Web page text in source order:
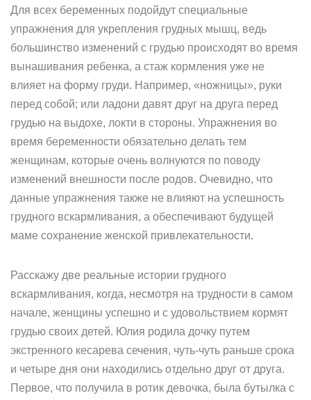
Для всех беременных подойдут специальные
упражнения для укрепления грудных мышц, ведь
большинство изменений с грудью происходят во время
вынашивания ребенка, а стаж кормления уже не
влияет на форму груди. Например, «ножницы», руки
перед собой; или ладони давят друг на друга перед
грудью на выдохе, локти в стороны. Упражнения во
время беременности обязательно делать тем
женщинам, которые очень волнуются по поводу
изменений внешности после родов. Очевидно, что
данные упражнения также не влияют на успешность
грудного вскармливания, а обеспечивают будущей
маме сохранение женской привлекательности.
Расскажу две реальные истории грудного
вскармливания, когда, несмотря на трудности в самом
начале, женщины успешно и с удовольствием кормят
грудью своих детей. Юлия родила дочку путем
экстренного кесарева сечения, чуть-чуть раньше срока
и четыре дня они находились отдельно друг от друга.
Первое, что получила в ротик девочка, была бутылка с